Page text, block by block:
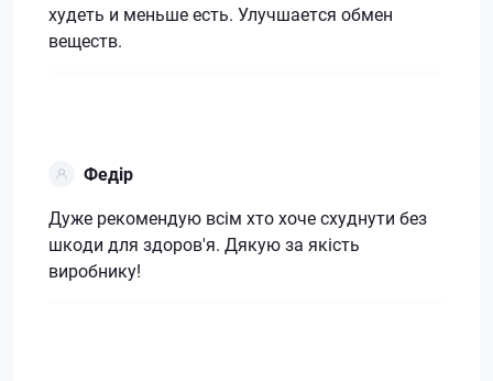
худеть и меньше есть. Улучшается обмен
веществ.
Федір
Дуже рекомендую всім хто хоче схуднути без
шкоди для здоров'я. Дякую за якість
виробнику!